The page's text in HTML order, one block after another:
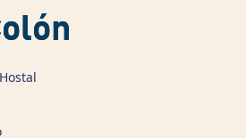
Hostal